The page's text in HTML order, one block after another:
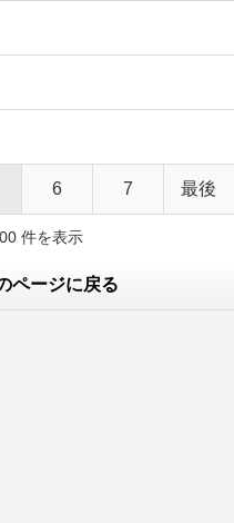
6 7 最後
件を表示
ページに戻る